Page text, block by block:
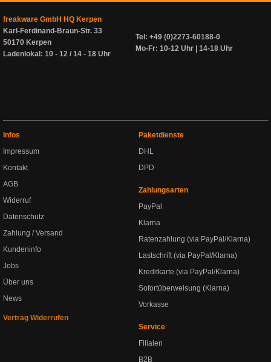
freakware GmbH HQ Kerpen
Karl-Ferdinand-Braun-Str. 33
50170 Kerpen
Ladenlokal: 10 - 12 / 14 - 18 Uhr
Tel: +49 (0)2273-60188-0
Mo-Fr: 10-12 Uhr | 14-18 Uhr
Infos
Impressum
Kontakt
AGB
Widerruf
Datenschutz
Zahlung / Versand
Kundeninfo
Jobs
Über uns
News
Vertrag Widerrufen
Paketdienste
DHL
DPD
Zahlungsarten
PayPal
Klarna
Ratenzahlung (via PayPal/Klarna)
Lastschrift (via PayPal/Klarna)
Kreditkarte (via PayPal/Klarna)
Sofortüberweisung (Klarna)
Vorkasse
Service
Filialen
B2B